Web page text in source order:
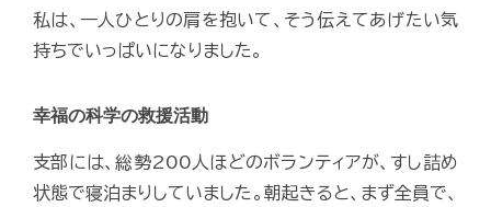
私は、一人ひとりの肩を抱いて、そう伝えてあげたい気
持ちでいっぱいになりました。
幸福の科学の救援活動
支部には、総勢200人ほどのボランティアが、すし詰め
状態で寝泊まりしていました。朝起きると、まず全員で、